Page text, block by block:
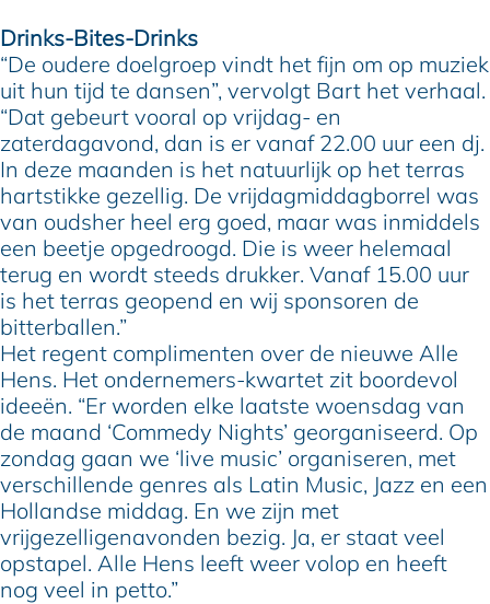
Drinks-Bites-Drinks
“De oudere doelgroep vindt het fijn om op muziek
uit hun tijd te dansen”, vervolgt Bart het verhaal.
“Dat gebeurt vooral op vrijdag- en
zaterdagavond, dan is er vanaf 22.00 uur een dj.
In deze maanden is het natuurlijk op het terras
hartstikke gezellig. De vrijdagmiddagborrel was
van oudsher heel erg goed, maar was inmiddels
een beetje opgedroogd. Die is weer helemaal
terug en wordt steeds drukker. Vanaf 15.00 uur
is het terras geopend en wij sponsoren de
bitterballen.”
Het regent complimenten over de nieuwe Alle
Hens. Het ondernemers-kwartet zit boordevol
ideeën. “Er worden elke laatste woensdag van
de maand ‘Commedy Nights’ georganiseerd. Op
zondag gaan we ‘live music’ organiseren, met
verschillende genres als Latin Music, Jazz en een
Hollandse middag. En we zijn met
vrijgezelligenavonden bezig. Ja, er staat veel
opstapel. Alle Hens leeft weer volop en heeft
nog veel in petto.”